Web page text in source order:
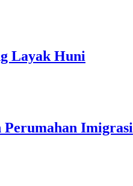
Layak Huni
Perumahan Imigrasi